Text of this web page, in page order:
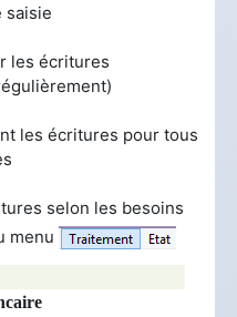
saisie
les écritures
les écritures pour tous
selon les besoins
menu